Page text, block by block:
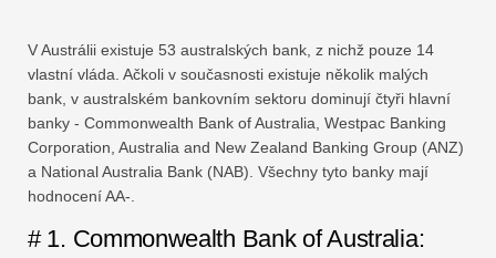
V Austrálii existuje 53 australských bank, z nichž pouze 14
vlastní vláda. Ačkoli v současnosti existuje několik malých
bank, v australském bankovním sektoru dominují čtyři hlavní
banky - Commonwealth Bank of Australia, Westpac Banking
Corporation, Australia and New Zealand Banking Group (ANZ)
a National Australia Bank (NAB). Všechny tyto banky mají
hodnocení AA-.
# 1. Commonwealth Bank of Australia: